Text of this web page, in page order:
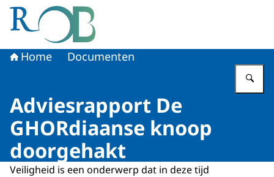
Naar de homepage van Raad voor het Openbaar Bestuur
Home Documenten
Adviesrapport De
GHORdiaanse knoop
doorgehakt
Veiligheid is een onderwerp dat in deze tijd